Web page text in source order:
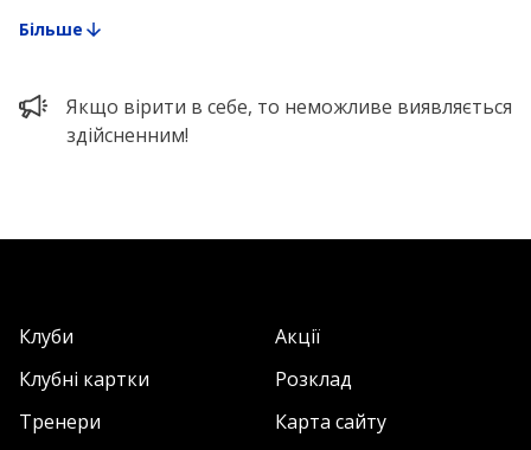
Більше
Якщо вірити в себе, то неможливе виявляється
здійсненним!
Клуби
Акції
Клубні картки
Розклад
Тренери
Карта сайту